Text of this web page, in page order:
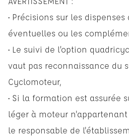
• Précisions sur les
éventuelles ou les
• Le suivi de l’option
vaut pas reconnaissance du
Cyclomoteur,
• Si la formation est assurée
léger à moteur
le responsable de